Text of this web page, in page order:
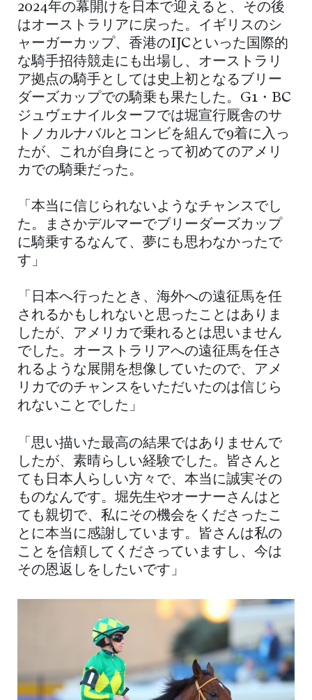
2024年の幕開けを日本で迎えると、その後
はオーストラリアに戻った。イギリスのシ
ャーガーカップ、香港のIJCといった国際的
な騎手招待競走にも出場し、オーストラリ
ア拠点の騎手としては史上初となるブリー
ダーズカップでの騎乗も果たした。G1・BC
ジュヴェナイルターフでは堀宣行厩舎のサ
トノカルナバルとコンビを組んで9着に入っ
たが、これが自身にとって初めてのアメリ
カでの騎乗だった。
「本当に信じられないようなチャンスでし
た。まさかデルマーでブリーダーズカップ
に騎乗するなんて、夢にも思わなかったで
す」
「日本へ行ったとき、海外への遠征馬を任
されるかもしれないと思ったことはありま
したが、アメリカで乗れるとは思いません
でした。オーストラリアへの遠征馬を任さ
れるような展開を想像していたので、アメ
リカでのチャンスをいただいたのは信じら
れないことでした」
「思い描いた最高の結果ではありませんで
したが、素晴らしい経験でした。皆さんと
ても日本人らしい方々で、本当に誠実その
ものなんです。堀先生やオーナーさんはと
ても親切で、私にその機会をくださったこ
とに本当に感謝しています。皆さんは私の
ことを信頼してくださっていますし、今は
その恩返しをしたいです」